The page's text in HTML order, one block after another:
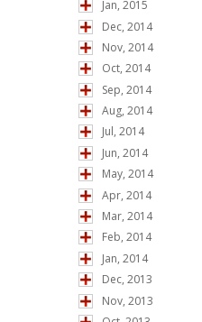
Jan, 2015
Dec, 2014
Nov, 2014
Oct, 2014
Sep, 2014
Aug, 2014
Jul, 2014
Jun, 2014
May, 2014
Apr, 2014
Mar, 2014
Feb, 2014
Jan, 2014
Dec, 2013
Nov, 2013